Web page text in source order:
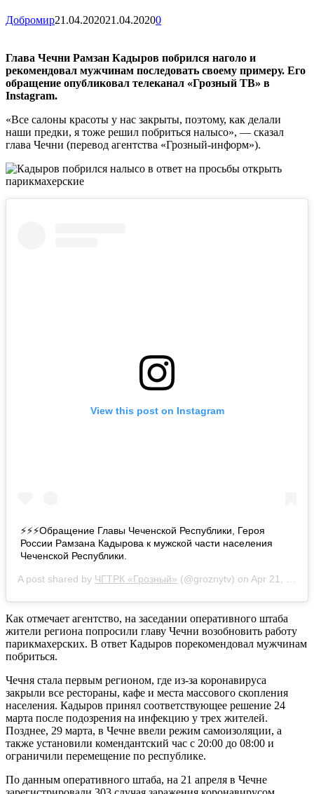
Добромир21.04.202021.04.20200
Глава Чечни Рамзан Кадыров побрился наголо и
рекомендовал мужчинам последовать своему примеру. Его
обращение опубликовал телеканал «Грозный ТВ» в
Instagram.
«Все салоны красоты у нас закрыты, поэтому, как делали
наши предки, я тоже решил побриться налысо», — сказал
глава Чечни (перевод агентства «Грозный-информ»).
View this post on Instagram
⚡️⚡️⚡️Обращение Главы Чеченской Республики, Героя
России Рамзана Кадырова к мужской части населения
Чеченской Республики.
A post shared by ЧГТРК «Грозный» (@groznytv) on Apr 21, 2020 at 9:10am PDT
Как отмечает агентство, на заседании оперативного штаба
жители региона попросили главу Чечни возобновить работу
парикмахерских. В ответ Кадыров порекомендовал мужчинам
побриться.
Чечня стала первым регионом, где из-за коронавируса
закрыли все рестораны, кафе и места массового скопления
населения. Кадыров принял соответствующее решение 24
марта после подозрения на инфекцию у трех жителей.
Позднее, 29 марта, в Чечне ввели режим самоизоляции, а
также установили комендантский час с 20:00 до 08:00 и
ограничили перемещение по республике.
По данным оперативного штаба, на 21 апреля в Чечне